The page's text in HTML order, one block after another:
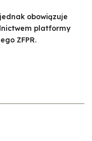
obowiązuje
platformy
ZFPR.